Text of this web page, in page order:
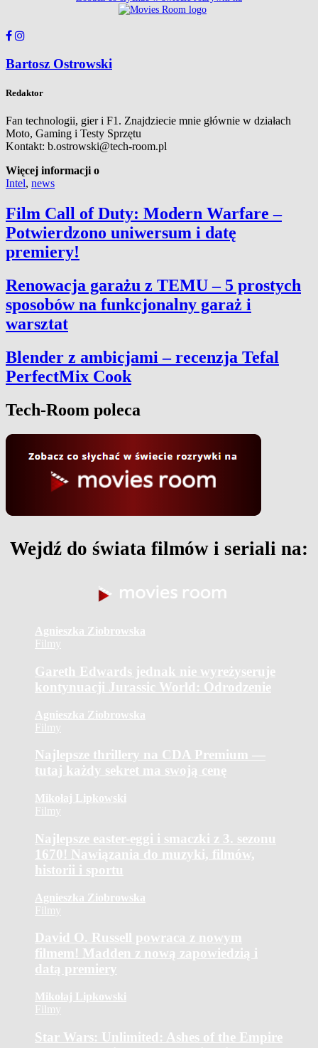
Bartosz Ostrowski
Redaktor
Fan technologii, gier i F1. Znajdziecie mnie głównie w działach
Moto, Gaming i Testy Sprzętu
Kontakt: b.ostrowski@tech-room.pl
Więcej informacji o
Intel, news
Film Call of Duty: Modern Warfare –
Potwierdzono uniwersum i datę
premiery!
Renowacja garażu z TEMU – 5 prostych
sposobów na funkcjonalny garaż i
warsztat
Blender z ambicjami – recenzja Tefal
PerfectMix Cook
Tech-Room poleca
Wejdź do świata filmów i seriali na:
Agnieszka Ziobrowska
Filmy
Gareth Edwards jednak nie wyreżyseruje
kontynuacji Jurassic World: Odrodzenie
Agnieszka Ziobrowska
Filmy
Najlepsze thrillery na CDA Premium —
tutaj każdy sekret ma swoją cenę
Mikołaj Lipkowski
Filmy
Najlepsze easter-eggi i smaczki z 3. sezonu
1670! Nawiązania do muzyki, filmów,
historii i sportu
Agnieszka Ziobrowska
Filmy
David O. Russell powraca z nowym
filmem! Madden z nową zapowiedzią i
datą premiery
Mikołaj Lipkowski
Filmy
Star Wars: Unlimited: Ashes of the Empire